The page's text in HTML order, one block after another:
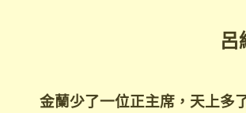
呂
金蘭少了一位正主席，天上多